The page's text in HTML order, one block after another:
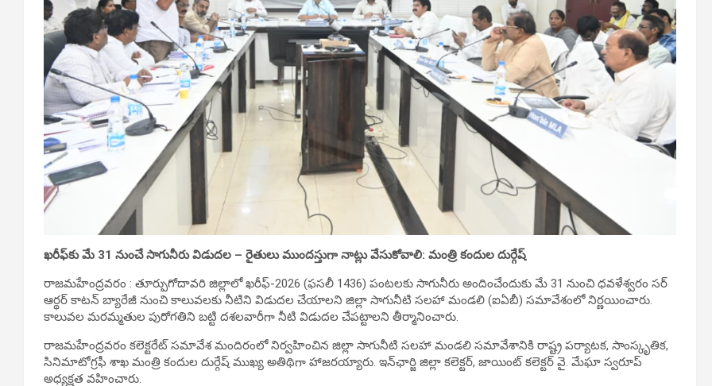
ఖరీఫ్‌కు మే 31 నుంచే సాగునీరు విడుదల – రైతులు ముందస్తుగా నాట్లు వేసుకోవాలి: మంత్రి కందుల దుర్గేష్
రాజమహేంద్రవరం : తూర్పుగోదావరి జిల్లాలో ఖరీఫ్-2026 (ఫసలీ 1436) పంటలకు సాగునీరు అందించేందుకు మే 31 నుంచి ధవళేశ్వరం సర్
ఆర్థర్ కాటన్ బ్యారేజీ నుంచి కాలువలకు నీటిని విడుదల చేయాలని జిల్లా సాగునీటి సలహా మండలి (ఐఏబీ) సమావేశంలో నిర్ణయించారు.
కాలువల మరమ్మతుల పురోగతిని బట్టి దశలవారీగా నీటి విడుదల చేపట్టాలని తీర్మానించారు.
రాజమహేంద్రవరం కలెక్టరేట్ సమావేశ మందిరంలో నిర్వహించిన జిల్లా సాగునీటి సలహా మండలి సమావేశానికి రాష్ట్ర పర్యాటక, సాంస్కృతిక,
సినిమాటోగ్రఫీ శాఖ మంత్రి కందుల దుర్గేష్ ముఖ్య అతిథిగా హాజరయ్యారు. ఇన్‌ఛార్జి జిల్లా కలెక్టర్, జాయింట్ కలెక్టర్ వై. మేఘా స్వరూప్
అధ్యక్షత వహించారు.